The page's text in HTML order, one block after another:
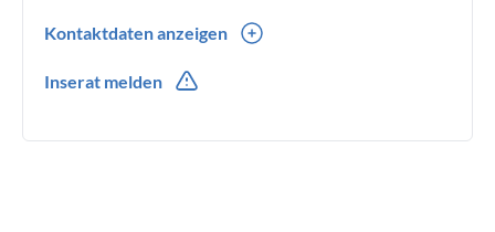
Kontaktdaten anzeigen
Inserat melden